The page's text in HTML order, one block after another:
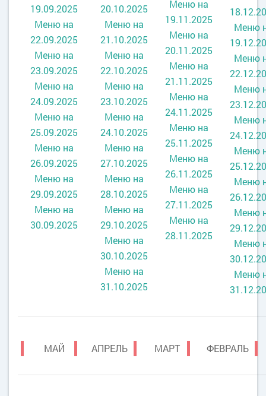
19.09.2025
Меню на
22.09.2025
Меню на
23.09.2025
Меню на
24.09.2025
Меню на
25.09.2025
Меню на
26.09.2025
Меню на
29.09.2025
Меню на
30.09.2025
20.10.2025
Меню на
21.10.2025
Меню на
22.10.2025
Меню на
23.10.2025
Меню на
24.10.2025
Меню на
27.10.2025
Меню на
28.10.2025
Меню на
29.10.2025
Меню на
30.10.2025
Меню на
31.10.2025
Меню на
19.11.2025
Меню на
20.11.2025
Меню на
21.11.2025
Меню на
24.11.2025
Меню на
25.11.2025
Меню на
26.11.2025
Меню на
27.11.2025
Меню на
28.11.2025
Меню
Меню
Меню
Меню
Меню
Меню
Меню
Меню
Меню
МАЙ АПРЕЛЬ МАРТ ФЕВРАЛЬ